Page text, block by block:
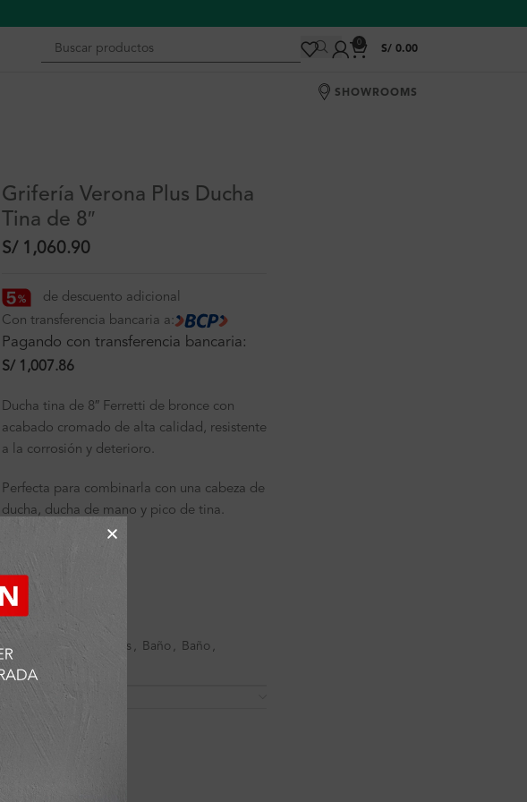
0
S/ 0.00
SHOWROOMS
Grifería Verona Plus Ducha
Tina de 8″
S/1,060.90
de descuento adicional
Con transferencia bancaria a:
Pagando con transferencia bancaria:
S/1,007.86
Ducha tina de 8″ Ferretti de bronce con
acabado cromado de alta calidad, resistente
a la corrosión y deterioro.
Perfecta para combinarla con una cabeza de
ducha, ducha de mano y pico de tina.
*Imágenes referenciales
Sin existencias
FA7531
Categorías:
Ambientes , Baño , Baño ,
Griferías
Detalles y Material